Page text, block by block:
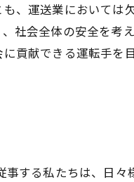
、運送業において
社会全体の安全を
貢献できる運転手
する私たちは、日